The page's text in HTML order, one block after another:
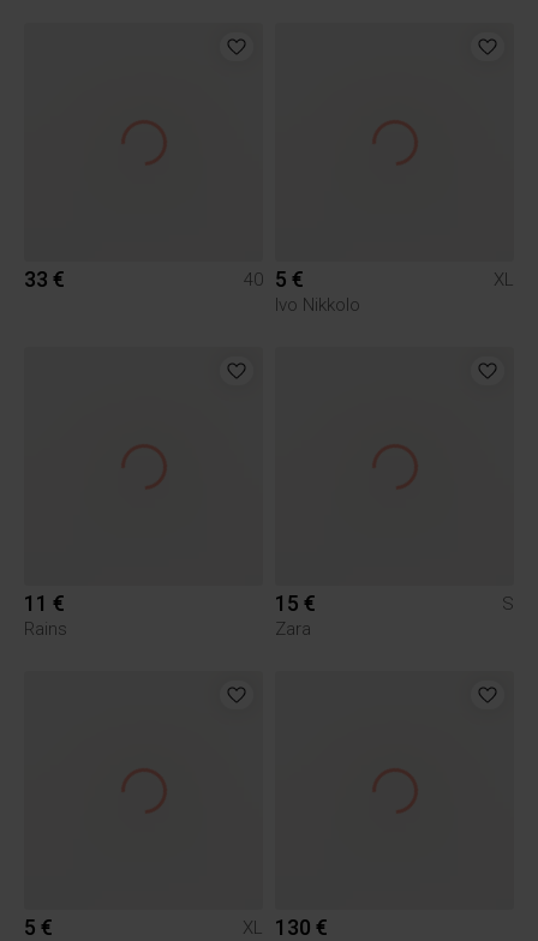
33 € 40 5 €
XL
Ivo Nikkolo
11 €
Rains
15 €
S
Zara
5 € XL 130 €